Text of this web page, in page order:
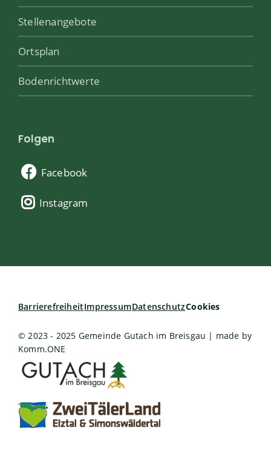
Stellenangebote
Ortsplan
Bodenrichtwerte
Folgen
Facebook
Instagram
BarrierefreiheitImpressumDatenschutzCookies
© 2023 - 2025 Gemeinde Gutach im Breisgau | made by
Komm.ONE